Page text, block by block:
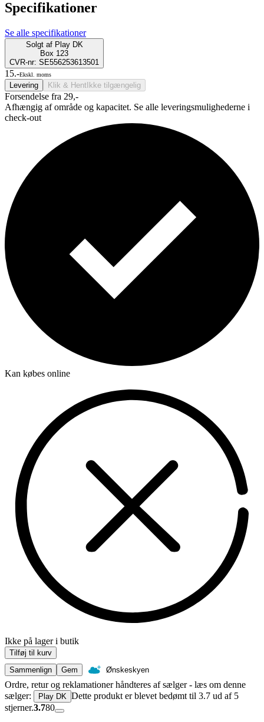
Specifikationer
Se alle specifikationer
Solgt af Play DK
Box 123
CVR-nr: SE556253613501
15.-Ekskl. moms
Levering Klik & Hent Ikke tilgængelig
Forsendelse fra 29,-
Afhængig af område og kapacitet. Se alle leveringsmulighederne i
check-out
Kan købes online
Ikke på lager i butik
Tilføj til kurv
Sammenlign
Gem Ønskeskyen
Ordre, retur og reklamationer håndteres af sælger - læs om denne
sælger:
Play DK Dette produkt er blevet bedømt til 3.7 ud af 5
stjerner.3.780